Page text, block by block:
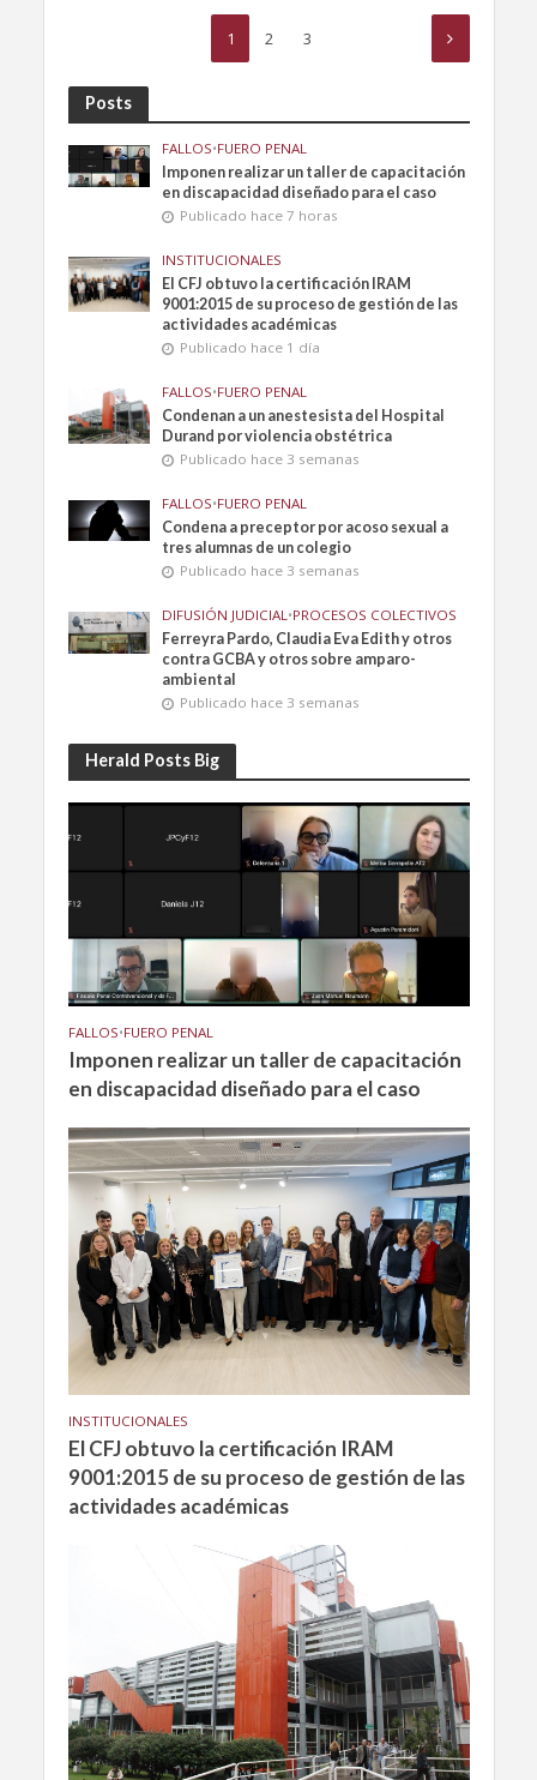
1 2 3
Posts
FALLOS•FUERO PENAL
Imponen realizar un taller de capacitación
en discapacidad diseñado para el caso
Publicado hace 7 horas
INSTITUCIONALES
El CFJ obtuvo la certificación IRAM
9001:2015 de su proceso de gestión de las
actividades académicas
Publicado hace 1 día
FALLOS•FUERO PENAL
Condenan a un anestesista del Hospital
Durand por violencia obstétrica
Publicado hace 3 semanas
FALLOS•FUERO PENAL
Condena a preceptor por acoso sexual a
tres alumnas de un colegio
Publicado hace 3 semanas
DIFUSIÓN JUDICIAL•PROCESOS COLECTIVOS
Ferreyra Pardo, Claudia Eva Edith y otros
contra GCBA y otros sobre amparo-
ambiental
Publicado hace 3 semanas
Herald Posts Big
FALLOS•FUERO PENAL
Imponen realizar un taller de capacitación
en discapacidad diseñado para el caso
INSTITUCIONALES
El CFJ obtuvo la certificación IRAM
9001:2015 de su proceso de gestión de las
actividades académicas